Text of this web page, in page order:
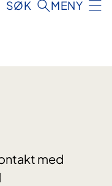
SØK MENY
med